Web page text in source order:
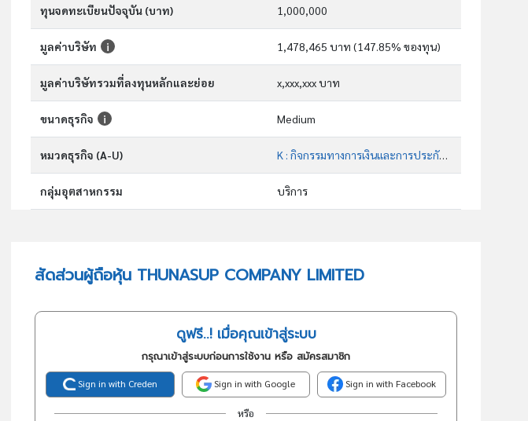
ทุนจดทะเบียนปัจจุบัน (บาท) 1,000,000
มูลค่าบริษัท 1,478,465 บาท (147.85% ของทุน)
มูลค่าบริษัทรวมที่ลงทุนหลักและย่อย x,xxx,xxx บาท
ขนาดธุรกิจ Medium
หมวดธุรกิจ (A-U) K : กิจกรรมทางการเงินและการประกันภัย
กลุ่มอุตสาหกรรม บริการ
สัดส่วนผู้ถือหุ้น THUNASUP COMPANY LIMITED
ดูฟรี..! เมื่อคุณเข้าสู่ระบบ
กรุณาเข้าสู่ระบบก่อนการใช้งาน หรือ สมัครสมาชิก
Sign in with Creden Sign in with Google Sign in with Facebook
หรือ